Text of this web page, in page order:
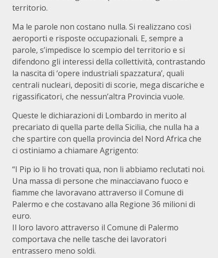
territorio.
Ma le parole non costano nulla. Si realizzano così
aeroporti e risposte occupazionali. E, sempre a
parole, s’impedisce lo scempio del territorio e si
difendono gli interessi della collettività, contrastando
la nascita di ‘opere industriali spazzatura’, quali
centrali nucleari, depositi di scorie, mega discariche e
rigassificatori, che nessun’altra Provincia vuole.
Queste le dichiarazioni di Lombardo in merito al
precariato di quella parte della Sicilia, che nulla ha a
che spartire con quella provincia del Nord Africa che
ci ostiniamo a chiamare Agrigento:
“I Pip io li ho trovati qua, non li abbiamo reclutati noi.
Una massa di persone che minacciavano fuoco e
fiamme che lavoravano attraverso il Comune di
Palermo e che costavano alla Regione 36 milioni di
euro.
Il loro lavoro attraverso il Comune di Palermo
comportava che nelle tasche dei lavoratori
entrassero meno soldi.